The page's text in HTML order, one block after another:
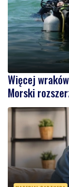
Więcej
Morski